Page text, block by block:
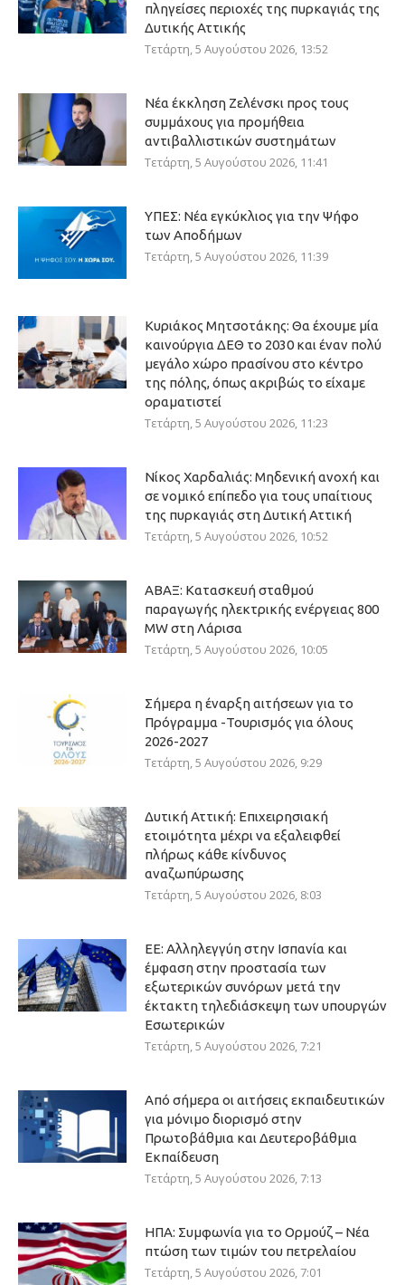
πληγείσες περιοχές της πυρκαγιάς της
Δυτικής Αττικής
Τετάρτη, 5 Αυγούστου 2026, 13:52
Νέα έκκληση Ζελένσκι προς τους
συμμάχους για προμήθεια
αντιβαλλιστικών συστημάτων
Τετάρτη, 5 Αυγούστου 2026, 11:41
ΥΠΕΣ: Νέα εγκύκλιος για την Ψήφο
των Αποδήμων
Τετάρτη, 5 Αυγούστου 2026, 11:39
Κυριάκος Μητσοτάκης: Θα έχουμε μία
καινούργια ΔΕΘ το 2030 και έναν πολύ
μεγάλο χώρο πρασίνου στο κέντρο
της πόλης, όπως ακριβώς το είχαμε
οραματιστεί
Τετάρτη, 5 Αυγούστου 2026, 11:23
Νίκος Χαρδαλιάς: Μηδενική ανοχή και
σε νομικό επίπεδο για τους υπαίτιους
της πυρκαγιάς στη Δυτική Αττική
Τετάρτη, 5 Αυγούστου 2026, 10:52
ΑΒΑΞ: Κατασκευή σταθμού
παραγωγής ηλεκτρικής ενέργειας 800
ΜW στη Λάρισα
Τετάρτη, 5 Αυγούστου 2026, 10:05
Σήμερα η έναρξη αιτήσεων για το
Πρόγραμμα -Τουρισμός για όλους
2026-2027
Τετάρτη, 5 Αυγούστου 2026, 9:29
Δυτική Αττική: Επιχειρησιακή
ετοιμότητα μέχρι να εξαλειφθεί
πλήρως κάθε κίνδυνος
αναζωπύρωσης
Τετάρτη, 5 Αυγούστου 2026, 8:03
ΕΕ: Αλληλεγγύη στην Ισπανία και
έμφαση στην προστασία των
εξωτερικών συνόρων μετά την
έκτακτη τηλεδιάσκεψη των υπουργών
Εσωτερικών
Τετάρτη, 5 Αυγούστου 2026, 7:21
Από σήμερα οι αιτήσεις εκπαιδευτικών
για μόνιμο διορισμό στην
Πρωτοβάθμια και Δευτεροβάθμια
Εκπαίδευση
Τετάρτη, 5 Αυγούστου 2026, 7:13
ΗΠΑ: Συμφωνία για το Ορμούζ – Νέα
πτώση των τιμών του πετρελαίου
Τετάρτη, 5 Αυγούστου 2026, 7:01